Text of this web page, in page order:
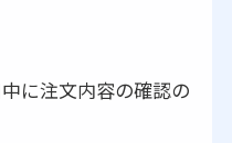
に注文内容の確認の